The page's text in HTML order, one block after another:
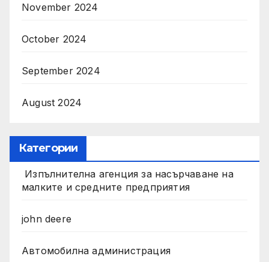
November 2024
October 2024
September 2024
August 2024
Категории
Изпълнителна агенция за насърчаване на
малките и средните предприятия
john deere
Автомобилна администрация